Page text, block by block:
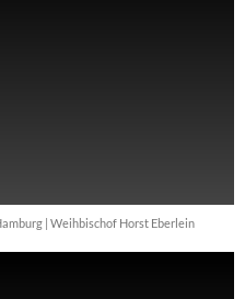
| Weihbischof Horst Eberlein